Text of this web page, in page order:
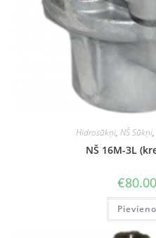
Hidrosūkņi, NŠ Sūkņi,
NŠ 16M-3L
€80.00